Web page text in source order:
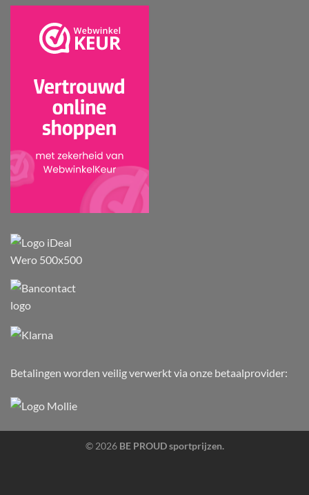
Betalingen worden veilig verwerkt via onze betaalprovider:
© 2026 BE PROUD sportprijzen.